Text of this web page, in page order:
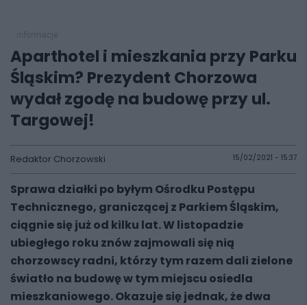
Aparthotel i mieszkania przy Parku
Śląskim? Prezydent Chorzowa
wydał zgodę na budowę przy ul.
Targowej!
Redaktor Chorzowski 15/02/2021 - 15:37
Sprawa działki po byłym Ośrodku Postępu
Technicznego, graniczącej z Parkiem Śląskim,
ciągnie się już od kilku lat. W listopadzie
ubiegłego roku znów zajmowali się nią
chorzowscy radni, którzy tym razem dali zielone
światło na budowę w tym miejscu osiedla
mieszkaniowego. Okazuje się jednak, że dwa